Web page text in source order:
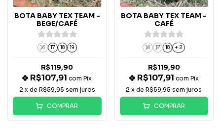
BOTA BABY TEX TEAM -
BEGE/CAFÉ
16 17 18 19
R$119,90
R$107,91com Pix
2 x de R$59,95 sem juros
COMPRAR
BOTA BABY TEX TEAM -
CAFÉ
16 17 18 + 2
R$119,90
R$107,91 com Pix
2 x deR$59,95 sem juros
COMPRAR